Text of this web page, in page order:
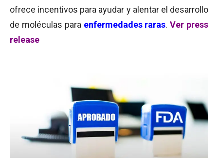
ofrece incentivos para ayudar y alentar el desarrollo
de moléculas para enfermedades raras.Ver press
release